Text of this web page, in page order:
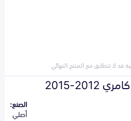
قد لا تتطابق مع المنتج النهائي
2015
الصنع:
أصلي